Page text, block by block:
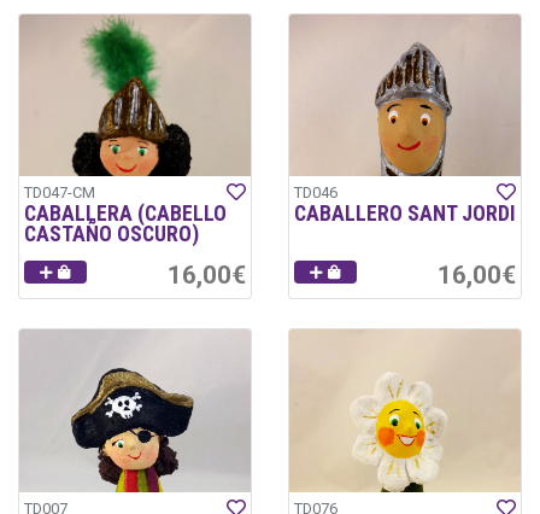
TD047-CM
CABALLERA (CABELLO
CASTAÑO OSCURO)
16,00€
TD046
CABALLERO SANT JORDI
16,00€
TD007 TD076